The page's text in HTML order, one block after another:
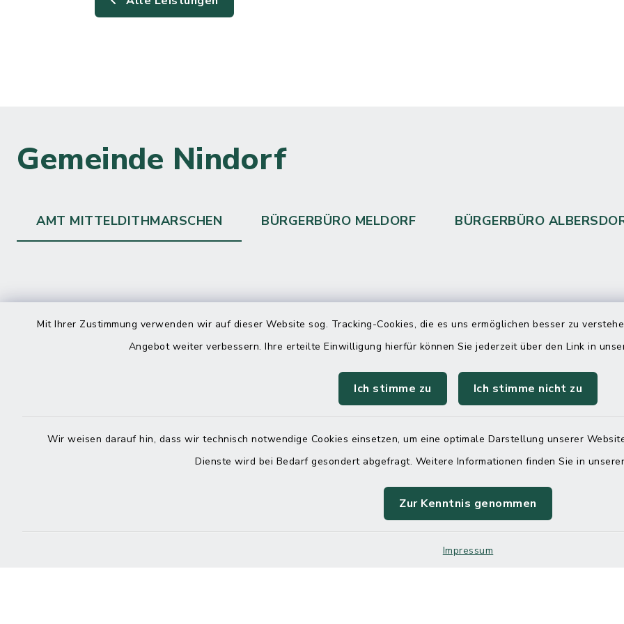
Mit Ihrer Zustimmung verwenden wir auf dieser Website sog. Tracking-Cookies, die es uns ermöglichen besser zu
Angebot weiter verbessern. Ihre erteilte Einwilligung hierfür können Sie jederzeit über den Link in
Ich stimme zu Ich stimme nicht zu
Wir weisen darauf hin, dass wir technisch notwendige Cookies einsetzen, um eine optimale Darstellung unserer
Dienste wird bei Bedarf gesondert abgefragt. Weitere Informationen finden Sie in
Zur Kenntnis genommen
Impressum
Gemeinde Nindorf
AMT MITTELDITHMARSCHEN BÜRGERBÜRO MELDORF BÜRGERBÜRO
04832 6065-215
info@mitteldithmarschen.de
Durchwahl
Montag - Donnerstag
08:00 Uhr – 12:00 Uhr
14:00 Uhr – 16:00 Uhr
Online-Terminvereinbarung
Haben Sie ein dringendes Anliegen, finden aber online
keinen zeitnahen Termin? Rufen Sie uns gerne unter der